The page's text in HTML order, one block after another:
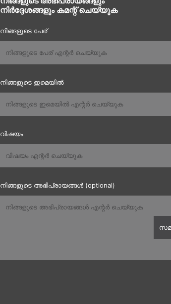
നിർദ്ദേശങ്ങളും കമന്റ് ചെയ്യുക
നിങ്ങളുടെ പേര്
നിങ്ങളുടെ ഇമെയിൽ
വിഷയം
നിങ്ങളുടെ അഭിപ്രായങ്ങൾ (optional)